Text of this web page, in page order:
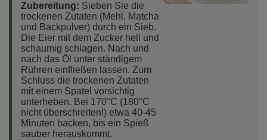
Zubereitung: Sieben Sie die
trockenen Zutaten (Mehl, Matcha
und Backpulver) durch ein Sieb.
Die Eier mit dem Zucker hell und
schaumig schlagen. Nach und
nach das Öl unter ständigem
Rühren einfließen lassen. Zum
Schluss die trockenen Zutaten
mit einem Spatel vorsichtig
unterheben. Bei 170°C (180°C
nicht überschreiten!) etwa 40-45
Minuten backen, bis ein Spieß
sauber herauskommt.